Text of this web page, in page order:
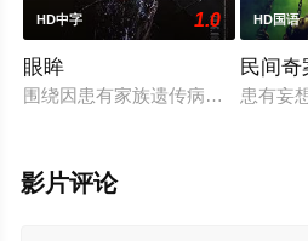
HD中字 1.0
眼眸
围绕因患有家族遗传病而导致视
HD国语
民间奇
患有妄
影片评论